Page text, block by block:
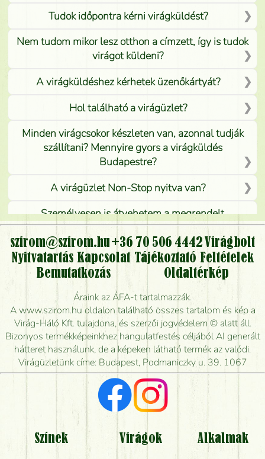
Tudok időpontra kérni virágküldést?
Nem tudom mikor lesz otthon a címzett, így is tudok
virágot küldeni?
A virágküldéshez kérhetek üzenőkártyát?
Hol található a virágüzlet?
Minden virágcsokor készleten van, azonnal tudják
szállítani? Mennyire gyors a virágküldés
Budapestre?
A virágüzlet Non-Stop nyitva van?
Személyesen is átvehetem a megrendelt
virágcsokrot, vagy csak virágküldéssel, kiszállítással
kérhető?
Vidékre is lehet rendelni?
Meddig rendelhetek virágküldést úgy, hogy még ma
kiszállítsák?
Mennyire gyorsan tudják elkészíteni a csokrot, és
mikor tudják leghamarabb kiszállítani?
Vörös rózsát keresek, van önöknél?
Milyen visszajelzést kapok a virágküldésről?
Tényleg azt kapom, ami a képen van?
Mit kell tudni a virágcsokrok szállításáról?
szirom@szirom.hu +36 70 506 4442Virágbolt
Nyitvatartás Kapcsolat Tájékoztató Feltételek
Bemutatkozás
Oldaltérkép
Áraink az ÁFA-t tartalmazzák.
A www.szirom.hu oldalon található összes tartalom és kép a
Virág-Háló Kft. tulajdona, és szerzői jogvédelem © alatt áll.
Bizonyos termékképeinkhez hangulatfestés céljából AI generált
hátteret használunk, de a képeken látható termék az valódi.
Virágüzletünk címe: Budapest, Podmaniczky u. 39. 1067
Színek Virágok Alkalmak